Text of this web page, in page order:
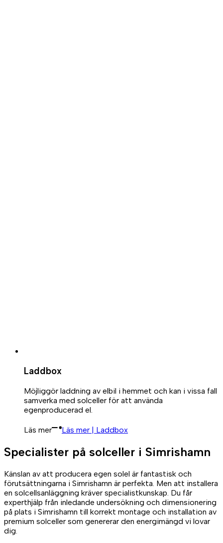
Laddbox
Möjliggör laddning av elbil i hemmet och kan i vissa fall
samverka med solceller för att använda
egenproducerad el.
Läs mer Läs mer | Laddbox
Specialister på solceller i Simrishamn
Känslan av att producera egen solel är fantastisk och
förutsättningarna i Simrishamn är perfekta. Men att installera
en solcellsanläggning kräver specialistkunskap. Du får
experthjälp från inledande undersökning och dimensionering
på plats i Simrishamn till korrekt montage och installation av
premium solceller som genererar den energimängd vi lovar
dig.